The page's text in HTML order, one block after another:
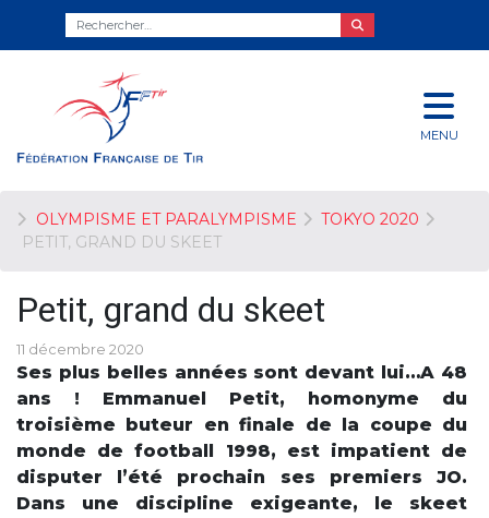
MENU
OLYMPISME ET PARALYMPISME
TOKYO 2020
PETIT, GRAND DU SKEET
Petit, grand du skeet
11 décembre 2020
Ses plus belles années sont devant lui…A 48
ans ! Emmanuel Petit, homonyme du
troisième buteur en finale de la coupe du
monde de football 1998, est impatient de
disputer l’été prochain ses premiers JO.
Dans une discipline exigeante, le skeet